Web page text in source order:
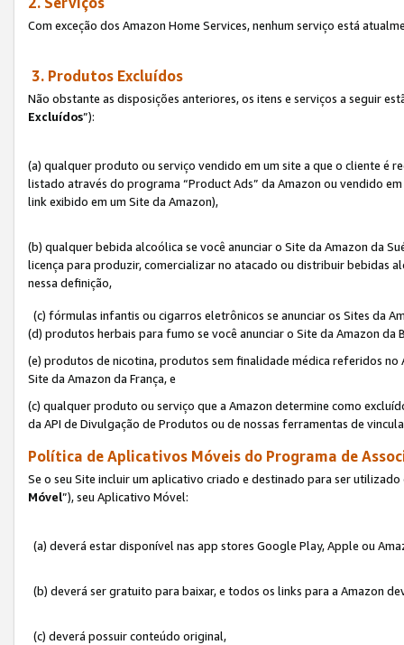
Com exceção dos Amazon Home Services, nenhum serviço está
3. Produtos Excluídos
Não obstante as disposições anteriores, os itens e serviços a seguir
Excluídos”):
(a) qualquer produto ou serviço vendido em um site a que o cliente é
listado através do programa “Product Ads” da Amazon ou vendido
link exibido em um Site da Amazon),
(b) qualquer bebida alcoólica se você anunciar o Site da Amazon da
licença para produzir, comercializar no atacado ou distribuir bebidas
nessa definição,
(c) fórmulas infantis ou cigarros eletrônicos se anunciar os Sites da
(d) produtos herbais para fumo se você anunciar o Site da Amazon da
(e) produtos de nicotina, produtos sem finalidade médica referidos no
Site da Amazon da França, e
(c) qualquer produto ou serviço que a Amazon determine como
da API de Divulgação de Produtos ou de nossas ferramentas de
Política de Aplicativos Móveis do Programa de
Se o seu Site incluir um aplicativo criado e destinado para ser
Móvel”), seu Aplicativo Móvel:
(a) deverá estar disponível nas app stores Google Play, Apple ou
(b) deverá ser gratuito para baixar, e todos os links para a Amazon
(c) deverá possuir conteúdo original,